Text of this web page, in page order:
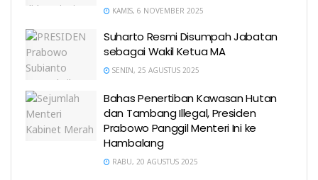
KAMIS, 6 NOVEMBER 2025
Suharto Resmi Disumpah Jabatan
sebagai Wakil Ketua MA
SENIN, 25 AGUSTUS 2025
Bahas Penertiban Kawasan Hutan
dan Tambang Illegal, Presiden
Prabowo Panggil Menteri Ini ke
Hambalang
RABU, 20 AGUSTUS 2025